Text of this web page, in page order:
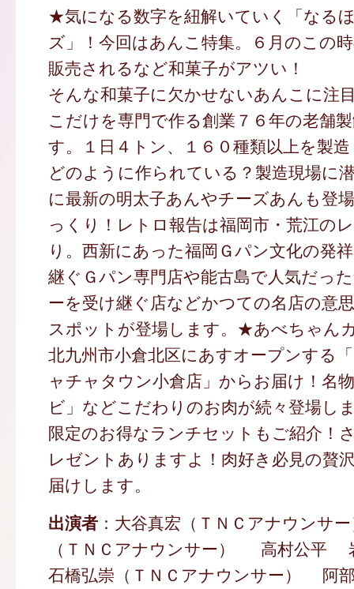
★気になる数字を紐解いていく「なる
ズ」！今回はあんこ特集。６月のこの
販売されるなど和菓子がアツい！
そんな和菓子に欠かせないあんこに注
こだけを専門で作る創業７６年の老舗
す。１日４トン、１６０種類以上を製
どのように作られている？製造現場に
に最新の明太子あんやチーズあんも登
っくり！レトロ報告は福岡市・荒江の
り。西新にあった福岡Ｇパン文化の発
継ぐＧパン専門店や能古島で人気だっ
ーを受け継ぐ店などかつての名店の意
スポットが登場します。★あべちゃん
北九州市小倉北区にあすオープンする
ャチャタウン小倉店」からお届け！名
ビ」などこだわりのお肉が続々登場し
限定のお得なランチセットもご紹介！
レゼントありますよ！肉好き必見の贅
届けします。
出演者：大谷真宏（ＴＮＣアナウンサ
（ＴＮＣアナウンサー） 高村公平
石橋弘崇（ＴＮＣアナウンサー） 阿